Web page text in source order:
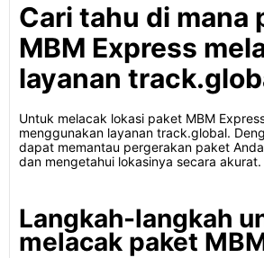
Cari tahu di mana
MBM Express
layanan
Untuk melacak lokasi paket MBM
menggunakan layanan track.global.
dapat memantau pergerakan paket
dan mengetahui lokasinya secara akurat.
Langkah-langkah
melacak paket